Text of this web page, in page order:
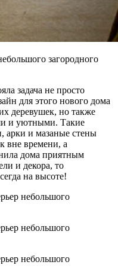
задача не просто
для этого нового дома
деревушек, но также
и уютными. Такие
арки и мазаные стены
вне времени, а
дома приятным
и декора, то
на высоте!